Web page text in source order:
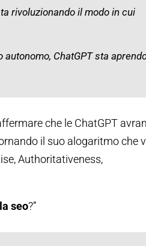
rivoluzionando il modo in cui
ChatGPT sta
che le ChatGPT
il suo alogaritmo che
Authoritativeness,
seo?”